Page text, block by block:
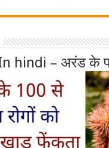
hindi – अरंड के